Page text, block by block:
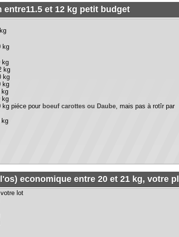
entre 20 et 21 kg, votre plaisir
carottes ou Daube,